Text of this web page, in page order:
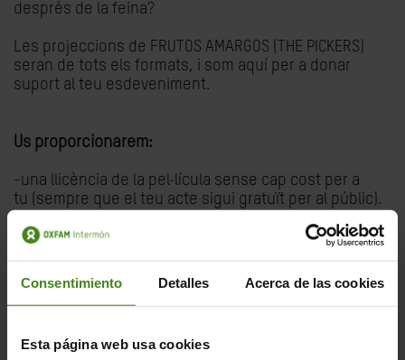
Consentimiento Detalles Acerca de las cookies
Esta página web usa cookies
després de la feina?
Les projeccions de FRUTOS AMARGOS (THE PICKERS)
seran de tots els formats, i som aquí per a donar
suport al teu esdeveniment.
Us proporcionarem:
-una llicència de la pel·lícula sense cap cost per a
tu (sempre que el teu acte sigui gratuït per al públic).
organitzar una projecció i celebrar un acte impactant
-una pàgina d'esdeveniments en el nostre lloc web
dades de la vostra projecció i el logo.